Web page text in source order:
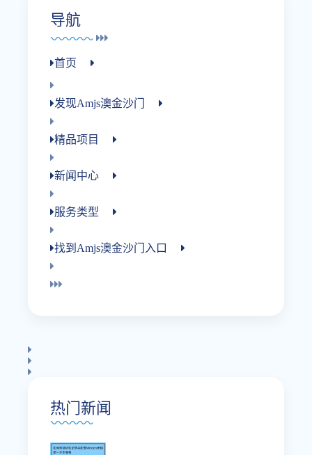
导航
首页
发现amjs澳金沙门
精品项目
新闻中心
服务类型
找到amjs澳金沙门入口
热门新闻